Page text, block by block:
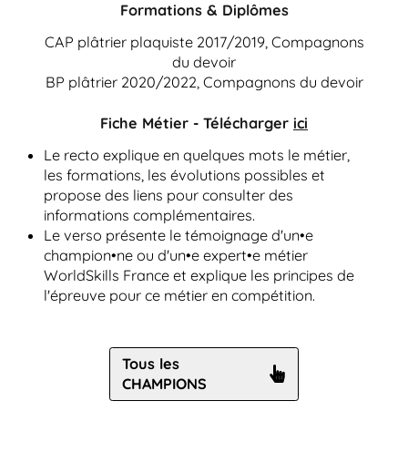
Formations & Diplômes
CAP plâtrier plaquiste 2017/2019, Compagnons
du devoir
BP plâtrier 2020/2022, Compagnons du devoir
Fiche Métier - Télécharger ici
Le recto explique en quelques mots le métier,
les formations, les évolutions possibles et
propose des liens pour consulter des
informations complémentaires.
Le verso présente le témoignage d'un•e
champion•ne ou d'un•e expert•e métier
WorldSkills France et explique les principes de
l'épreuve pour ce métier en compétition.
Tous les
CHAMPIONS